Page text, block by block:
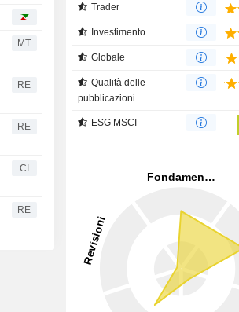
MT
RE
RE
CI
RE
Trader
Investimento
Globale
Qualità delle
pubblicazioni
ESG MSCI